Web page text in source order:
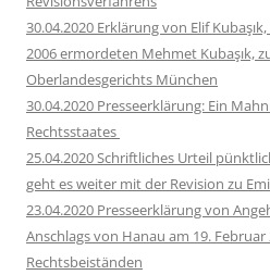
30.04.2020 Erklärung von Elif
2006 ermordeten Mehmet Kubaşık,
Oberlandesgerichts München
30.04.2020 Presseerklärung: Ein
Rechtsstaates
25.04.2020 Schriftliches Urteil
geht es weiter mit der Revision zu
23.04.2020 Presseerklärung von
Anschlags von Hanau am 19.
Rechtsbeiständen